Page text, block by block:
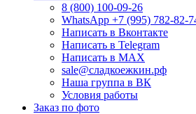
8 (800) 100-09-26
WhatsApp +7 (995) 782-82-
Написать в Вконтакте
Написать в Telegram
Написать в MAX
sale@сладкоежкин.рф
Наша группа в ВК
Условия работы
Заказ по фото